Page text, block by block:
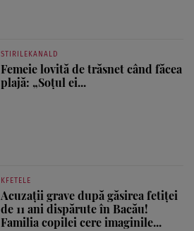
STIRILEKANALD
Femeie lovită de trăsnet când făcea
plajă: „Soțul ei...
KFETELE
Acuzații grave după găsirea fetiței
de 11 ani dispărute în Bacău!
Familia copilei cere imaginile...